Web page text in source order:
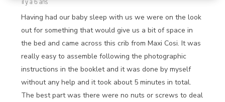
il y a 6 ans
Having had our baby sleep with us we were on the look
out for something that would give us a bit of space in
the bed and came across this crib from Maxi Cosi. It was
really easy to assemble following the photographic
instructions in the booklet and it was done by myself
without any help and it took about 5 minutes in total.
The best part was there were no nuts or screws to deal